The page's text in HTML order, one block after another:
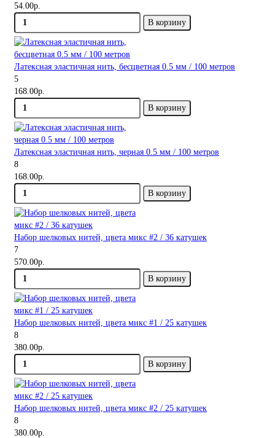
54.00р.
В корзину
Латексная эластичная нить, бесцветная 0.5 мм / 100 метров
5
168.00р.
В корзину
Латексная эластичная нить, черная 0.5 мм / 100 метров
8
168.00р.
В корзину
Набор шелковых нитей, цвета микс #2 / 36 катушек
7
570.00р.
В корзину
Набор шелковых нитей, цвета микс #1 / 25 катушек
8
380.00р.
В корзину
Набор шелковых нитей, цвета микс #2 / 25 катушек
8
380.00р.